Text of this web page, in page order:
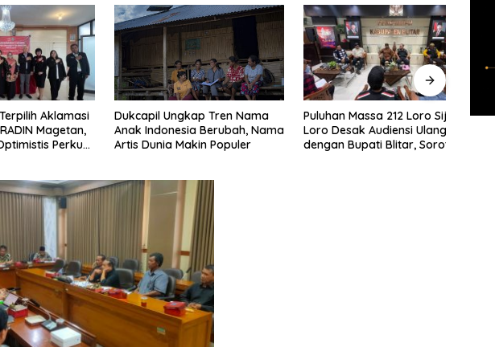
Aklamasi
Magetan,
Perkuat
Dukcapil Ungkap Tren Nama
Anak Indonesia Berubah, Nama
Artis Dunia Makin Populer
Puluhan Massa 212 Loro Siji
Loro Desak Audiensi Ulang
dengan Bupati Blitar, Soroti